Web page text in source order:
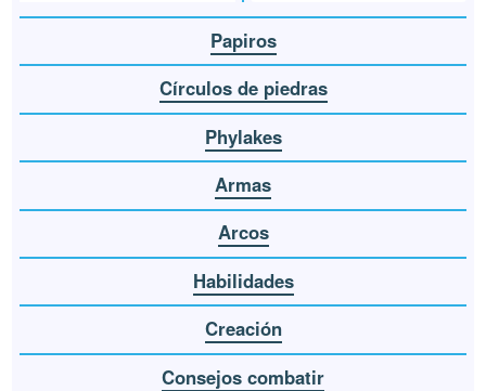
Papiros
Círculos de piedras
Phylakes
Armas
Arcos
Habilidades
Creación
Consejos combatir